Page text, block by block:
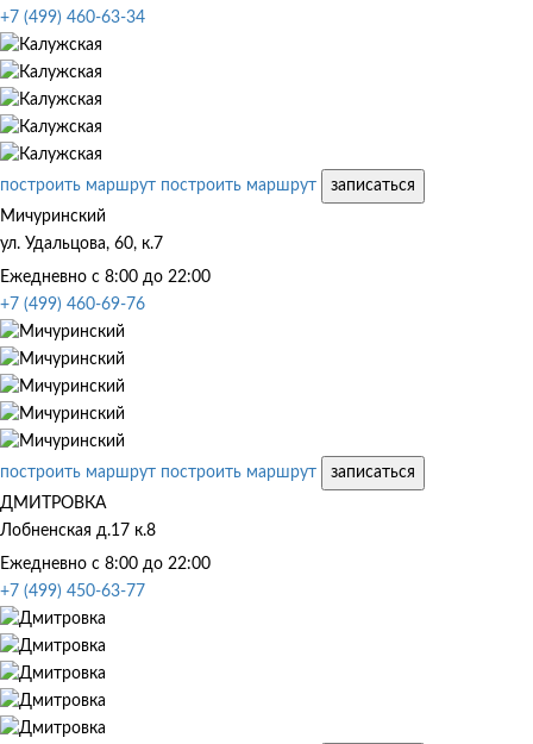
+7 (499) 460-63-34
построить маршрут построить маршрут
записаться
Мичуринский
ул. Удальцова, 60, к.7
Ежедневно с 8:00 до 22:00
+7 (499) 460-69-76
построить маршрут построить маршрут
записаться
ДМИТРОВКА
Лобненская д.17 к.8
Ежедневно с 8:00 до 22:00
+7 (499) 450-63-77